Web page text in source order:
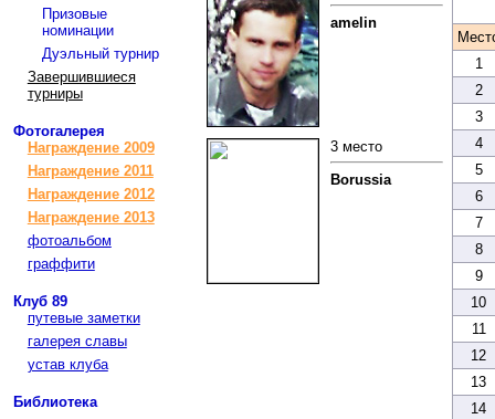
Призовые
номинации
Дуэльный турнир
Завершившиеся
турниры
Фотогалерея
Награждение 2009
Награждение 2011
Награждение 2012
Награждение 2013
фотоальбом
граффити
Клуб 89
путевые заметки
галерея славы
устав клуба
Библиотека
amelin
3 место
Borussia
1
2
3
4
5
6
7
8
9
10
11
12
13
14